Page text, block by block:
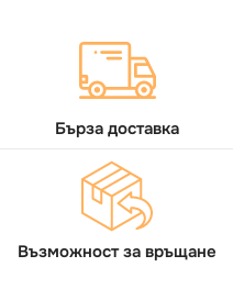
Бърза доставка
Възможност за връщане